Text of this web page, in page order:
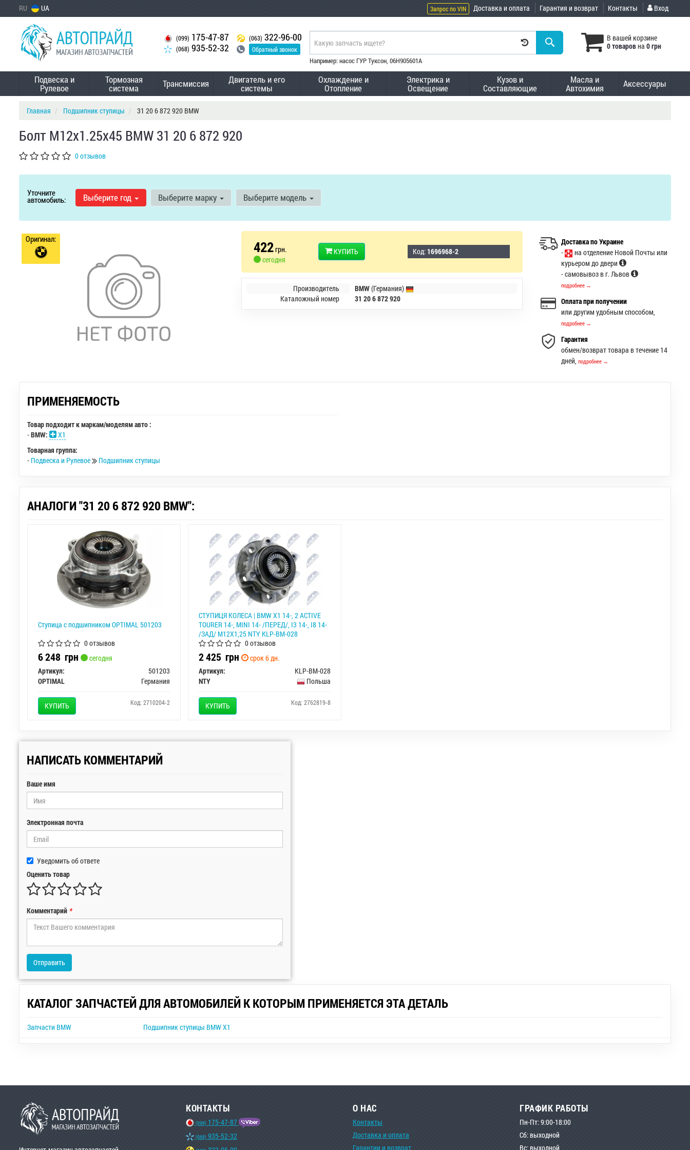
RU UA Запрос по VIN Доставка и оплата Гарантия и возврат Контакты Вход
(099) 175-47-87
(068) 935-52-32
(063) 322-96-00
Обратный звонок
В вашей корзине
0 товаровна 0 грн
Например: насос ГУР Туксон, 06H905601A
Подвеска и
Рулевое
Тормозная
система Трансмиссия Двигатель и его
системы
Охлаждение и
Отопление
Электрика и
Освещение
Кузов и
Составляющие
Масла и
Автохимия Аксессуары
Главная Подшипник ступицы 31 20 6 872 920 BMW
Болт M12x1.25x45 BMW 31 20 6 872 920
0 отзывов
Уточните
автомобиль: Выберите год Выберите марку Выберите модель
Оригинал: 422грн.
сегодня
КУПИТЬ Код: 1696968-2
Производитель BMW(Германия)
Каталожный номер
31 20 6 872 920
Доставка по Украине
-
на отделение Новой Почты или
курьером до двери
- самовывоз в г. Львов
подробнее →
Оплата при получении
или другим удобным способом,
подробнее →
Гарантия
обмен/возврат товара в течение 14
дней,подробнее →
ПРИМЕНЯЕМОСТЬ
Товар подходит к маркам/моделям авто :
-BMW:
X1
Товарная группа:
- Подвеска и Рулевое Подшипник ступицы
АНАЛОГИ "31 20 6 872 920 BMW":
Ступица с подшипником OPTIMAL 501203
0 отзывов
6 248 грн
сегодня
Артикул:
501203
OPTIMAL
Германия
КУПИТЬ Код: 2710204-2
СТУПИЦЯ КОЛЕСА | BMW X1 14-, 2 ACTIVE
TOURER 14-, MINI 14- /ПЕРЕД/, I3 14-, I8 14-
/ЗАД/ M12X1,25 NTY KLP-BM-028
0 отзывов
2 425 грн
срок 6 дн.
Артикул:
KLP-BM-028
NTY
Польша
КУПИТЬ Код: 2762819-8
НАПИСАТЬ КОММЕНТАРИЙ
Ваше имя
Электронная почта
Уведомить об ответе
Оценить товар
Комментарий *
Отправить
КАТАЛОГ ЗАПЧАСТЕЙ ДЛЯ АВТОМОБИЛЕЙ К КОТОРЫМ ПРИМЕНЯЕТСЯ ЭТА ДЕТАЛЬ
Запчасти BMW Подшипник ступицы BMW X1
КОНТАКТЫ
(099) 175-47-87
(068) 935-52-32
О НАС
Контакты
Доставка и оплата
Гарантии и возврат
ГРАФИК РАБОТЫ
Пн-Пт: 9:00-18:00
Сб: выходной
Вс: выходной